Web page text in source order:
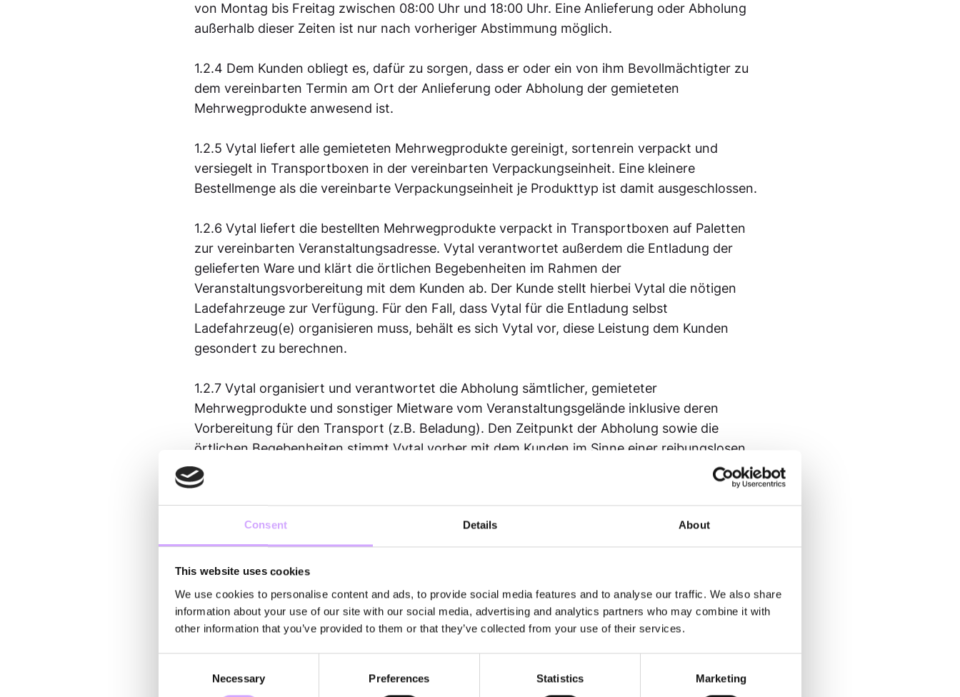
Consent Details About
This website uses cookies
We use cookies to personalise content and ads, to provide social media features and to analyse our traffic. We also share
information about your use of our site with our social media, advertising and analytics partners who may combine it with
other information that you’ve provided to them or that they’ve collected from your use of their services.
Necessary Preferences Statistics Marketing
von Montag bis Freitag zwischen 08:00 Uhr und 18:00 Uhr. Eine Anlieferung oder Abholung
außerhalb dieser Zeiten ist nur nach vorheriger Abstimmung möglich.
1.2.4 Dem Kunden obliegt es, dafür zu sorgen, dass er oder ein von ihm Bevollmächtigter zu
dem vereinbarten Termin am Ort der Anlieferung oder Abholung der gemieteten
Mehrwegprodukte anwesend ist.
1.2.5 Vytal liefert alle gemieteten Mehrwegprodukte gereinigt, sortenrein verpackt und
versiegelt in Transportboxen in der vereinbarten Verpackungseinheit. Eine kleinere
Bestellmenge als die vereinbarte Verpackungseinheit je Produkttyp ist damit ausgeschlossen.
1.2.6 Vytal liefert die bestellten Mehrwegprodukte verpackt in Transportboxen auf Paletten
zur vereinbarten Veranstaltungsadresse. Vytal verantwortet außerdem die Entladung der
gelieferten Ware und klärt die örtlichen Begebenheiten im Rahmen der
Veranstaltungsvorbereitung mit dem Kunden ab. Der Kunde stellt hierbei Vytal die nötigen
Ladefahrzeuge zur Verfügung. Für den Fall, dass Vytal für die Entladung selbst
Ladefahrzeug(e) organisieren muss, behält es sich Vytal vor, diese Leistung dem Kunden
gesondert zu berechnen.
1.2.7 Vytal organisiert und verantwortet die Abholung sämtlicher, gemieteter
Mehrwegprodukte und sonstiger Mietware vom Veranstaltungsgelände inklusive deren
Vorbereitung für den Transport (z.B. Beladung). Den Zeitpunkt der Abholung sowie die
örtlichen Begebenheiten stimmt Vytal vorher mit dem Kunden im Sinne einer reibungslosen
Veranstaltungslogistik ab. Der Kunde stellt hierbei Vytal die nötigen Ladefahrzeuge zur
Verfügung. Für den Fall, dass Vytal für die Entladung selbst Ladefahrzeug(e) organisieren
muss, behält es sich Vytal vor, diese Leistung dem Kunden gesondert zu berechnen.
1.2.8 Generell gilt für alle mit der Anlieferung und Abholung verbundenen Logistik- und
Serviceleistungen, dass Wartezeiten, die Vytal nicht zu vertreten hat (z.B. der Zugang zu den
Räumlichkeiten ist wegen verschlossener Tür oder weil andere Zulieferer ihn versperren nicht
möglich), vom Kunden zu bezahlen sind.
1.3.1 Vytal verpflichtet sich zur Bereitstellung von servierfertigen Mehrwegprodukten in